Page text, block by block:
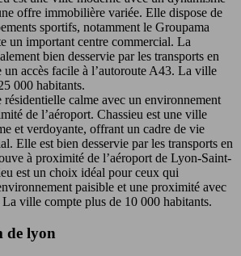
offre immobilière variée. Elle dispose de
sportifs, notamment le Groupama
un important centre commercial. La
bien desservie par les transports en
accès facile à l’autoroute A43. La ville
000 habitants.
calme avec un environnement
de l’aéroport. Chassieu est une ville
et verdoyante, offrant un cadre de vie
Elle est bien desservie par les transports en
à proximité de l’aéroport de Lyon-Saint-
est un choix idéal pour ceux qui
paisible et une proximité avec
ville compte plus de 10 000 habitants.
de lyon